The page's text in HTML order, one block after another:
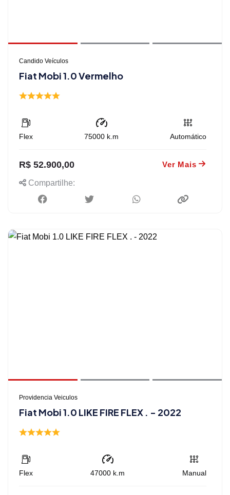
Candido Veículos
Fiat Mobi 1.0 Vermelho
Flex 75000 k.m Automático
R$ 52.900,00 Ver Mais
Compartilhe:
Providencia Veiculos
Fiat Mobi 1.0 LIKE FIRE FLEX . - 2022
Flex 47000 k.m Manual